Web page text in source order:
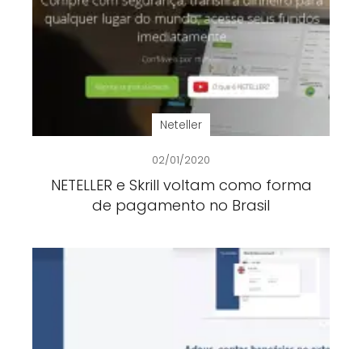
Neteller
02/01/2020
NETELLER e Skrill voltam como forma
de pagamento no Brasil